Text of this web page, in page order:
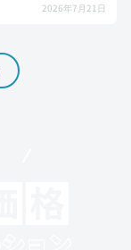
2026年7月21日